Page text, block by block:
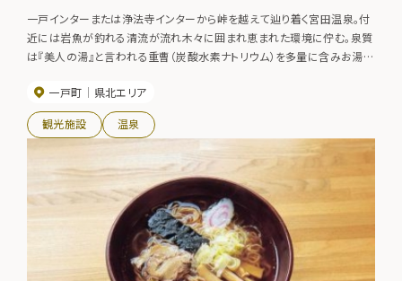
一戸インターまたは浄法寺インターから峠を越えて辿り着く宮田温泉。付
近には岩魚が釣れる清流が流れ木々に囲まれ恵まれた環境に佇む。泉質
は『美人の湯』と言われる重曹（炭酸水素ナトリウム）を多量に含みお湯は
る。二酸化炭素の含有量も多いので血行を良くし体がよく温まるという。近
くの町から定期的に通ってくる常連客もいるほど。
一戸町 県北エリア
観光施設 温泉